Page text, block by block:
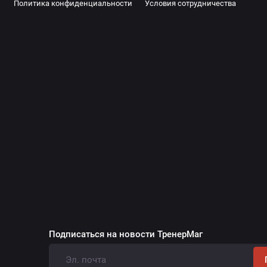
Политика конфиденциальности
Условия сотрудничества
Подписаться на новости ТренерМаг